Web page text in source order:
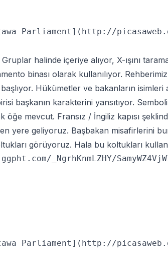
Parliament](http://
halinde içeriye alıyor, X-ışını
binası olarak kullanılıyor.
başlıyor. Hükümetler ve bakanların
başkanın karakterini yansıtıyor.
öğe mevcut. Fransız / İngiliz kapısı
yere geliyoruz. Başbakan misafirlerini
görüyoruz. Hala bu koltukları
_NgrhKnmLZHY/
Parliament](http://